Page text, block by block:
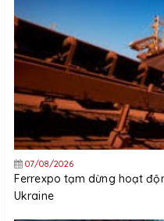
07/08/2026
Ferrexpo tạm dừng hoạt
Ukraine